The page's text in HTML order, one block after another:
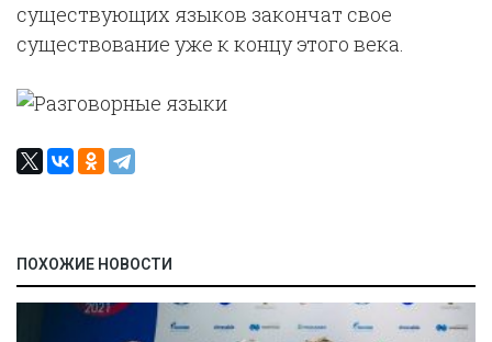
существующих языков закончат свое
существование уже к концу этого века.
ПОХОЖИЕ НОВОСТИ